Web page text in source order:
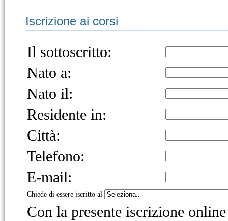
Iscrizione ai corsi
Il sottoscritto:
Nato a:
Nato il:
Residente in:
Città:
Telefono:
E-mail:
Chiede di essere iscritto al
Con la presente iscrizione